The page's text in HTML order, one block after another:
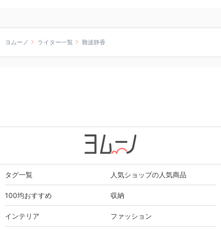
ヨムーノ ライター一覧 難波静香
タグ一覧 人気ショップの人気商品
100均おすすめ 収納
インテリア ファッション